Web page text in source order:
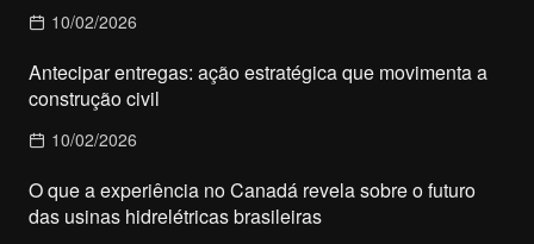
10/02/2026
Antecipar entregas: ação estratégica que movimenta a
construção civil
10/02/2026
O que a experiência no Canadá revela sobre o futuro
das usinas hidrelétricas brasileiras